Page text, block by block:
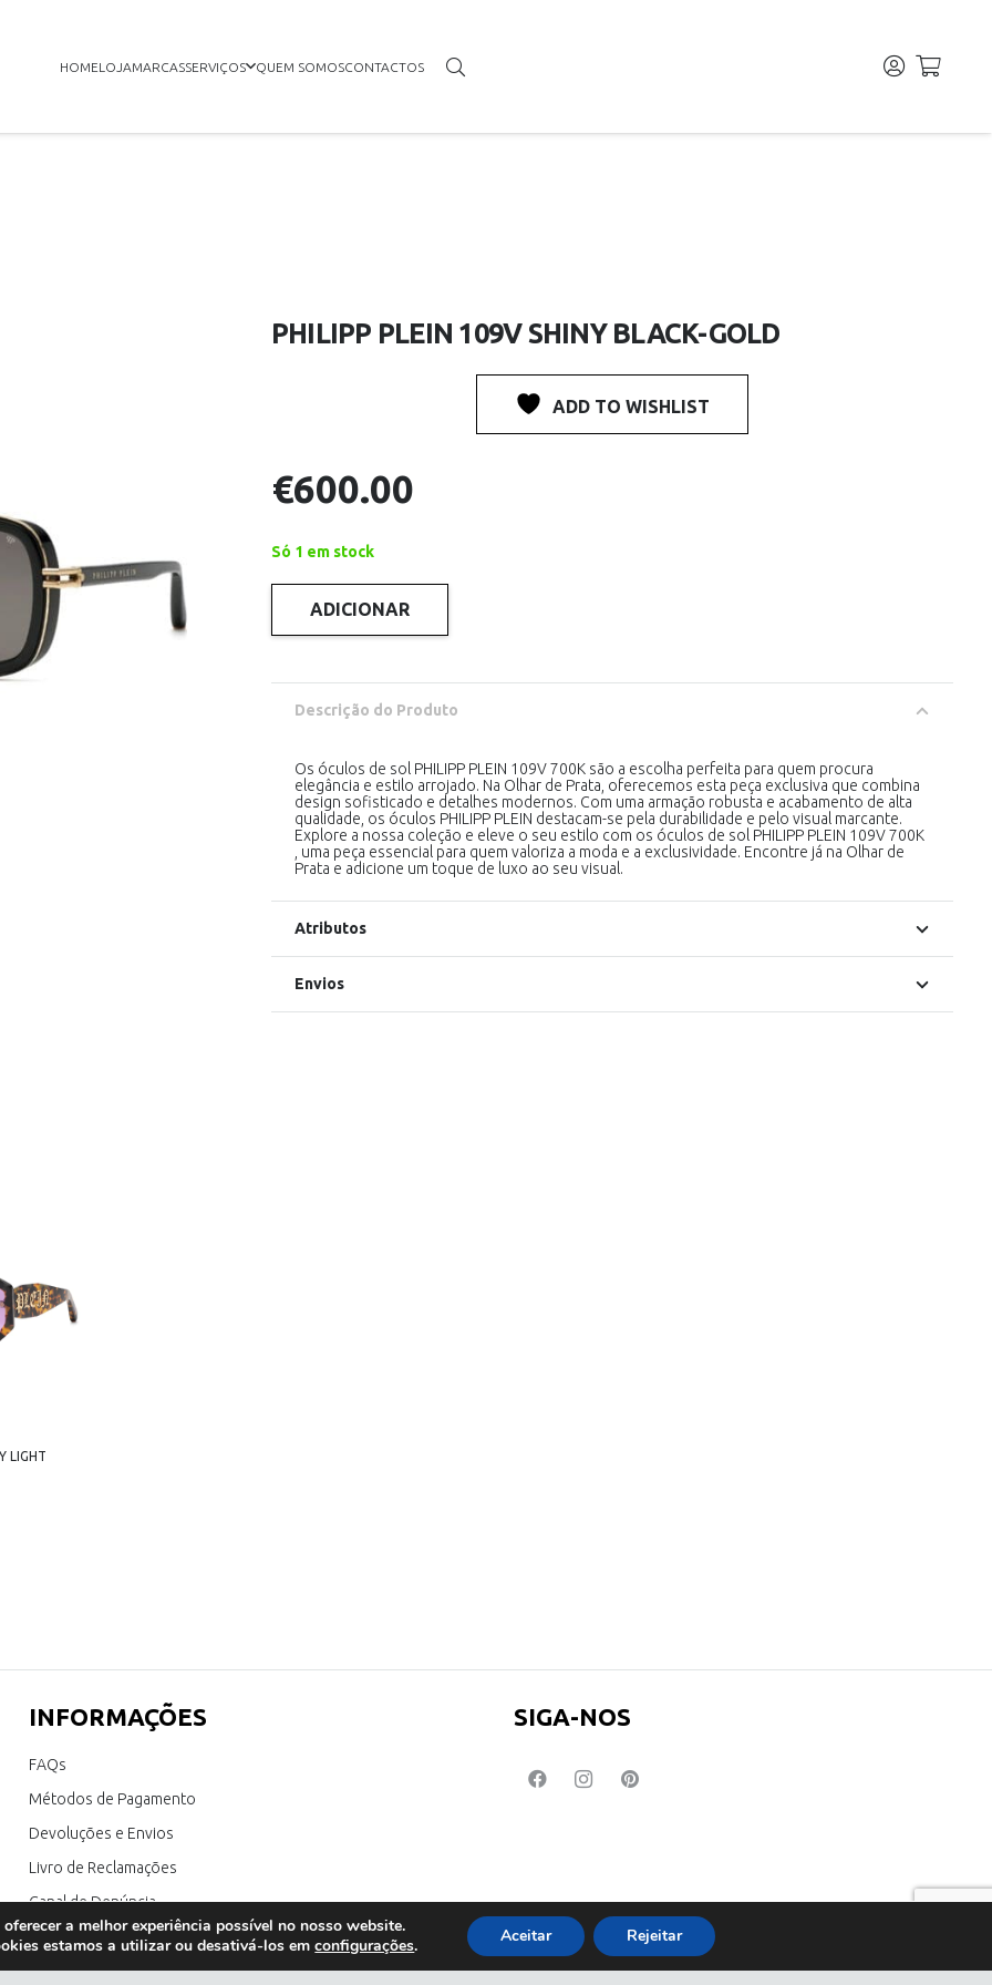
HOMELOJAMARCASSERVIÇOS QUEM SOMOSCONTACTOS
PHILIPP PLEIN 109V SHINY BLACK-GOLD
ADD TO WISHLIST
€600.00
Só 1 em stock
Quantidade
de
109V
BLACK-
ADICIONAR
Descrição do Produto
Os óculos de sol PHILIPP PLEIN 109V 700K são a escolha perfeita para quem procura
elegância e estilo arrojado. Na Olhar de Prata, oferecemos esta peça exclusiva que combina
design sofisticado e detalhes modernos. Com uma armação robusta e acabamento de alta
qualidade, os óculos PHILIPP PLEIN destacam-se pela durabilidade e pelo visual marcante.
Explore a nossa coleção e eleve o seu estilo com os óculos de sol PHILIPP PLEIN 109V 700K
, uma peça essencial para quem valoriza a moda e a exclusividade. Encontre já na Olhar de
Prata e adicione um toque de luxo ao seu visual.
Atributos
Envios
LIGHT
INFORMAÇÕES
FAQs
Métodos de Pagamento
Devoluções e Envios
Livro de Reclamações
Canal de Denúncia
SIGA-NOS
a melhor experiência possível no nosso website.
estamos a utilizar ou desativá-los emconfigurações. Aceitar Rejeitar